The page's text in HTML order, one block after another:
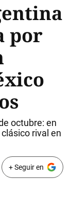
por
octubre: en
rival en
+ Seguir en